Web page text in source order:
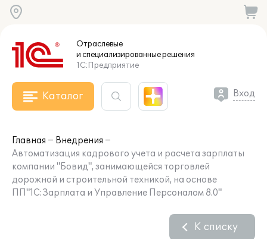
Отраслевые
и специализированныерешения
1С:Предприятие
Каталог Вход
Главная
Внедрения
Автоматизация кадрового учета и расчета зарплаты
компании "Бовид", занимающейся торговлей
дорожной и строительной техникой, на основе
ПП"1С:Зарплата и Управление Персоналом 8.0"
К списку